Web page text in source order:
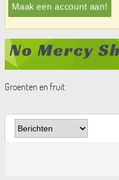
Maak een account aan!
Groenten en fruit